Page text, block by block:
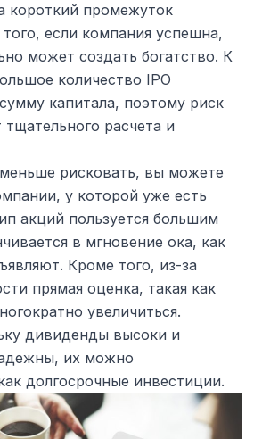
короткий промежуток
если компания успешна,
может создать богатство. К
количество IPO
капитала, поэтому риск
расчета и
рисковать, вы можете
у которой уже есть
акций пользуется большим
в мгновение ока, как
Кроме того, из-за
прямая оценка, такая как
увеличиться.
дивиденды высоки и
их можно
долгосрочные инвестиции.